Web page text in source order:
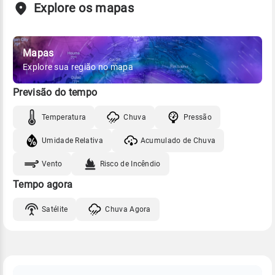
Explore os mapas
Mapas
Explore sua região no mapa
Previsão do tempo
Temperatura Chuva Pressão
Umidade Relativa Acumulado de Chuva
Vento Risco de Incêndio
Tempo agora
Satélite Chuva Agora